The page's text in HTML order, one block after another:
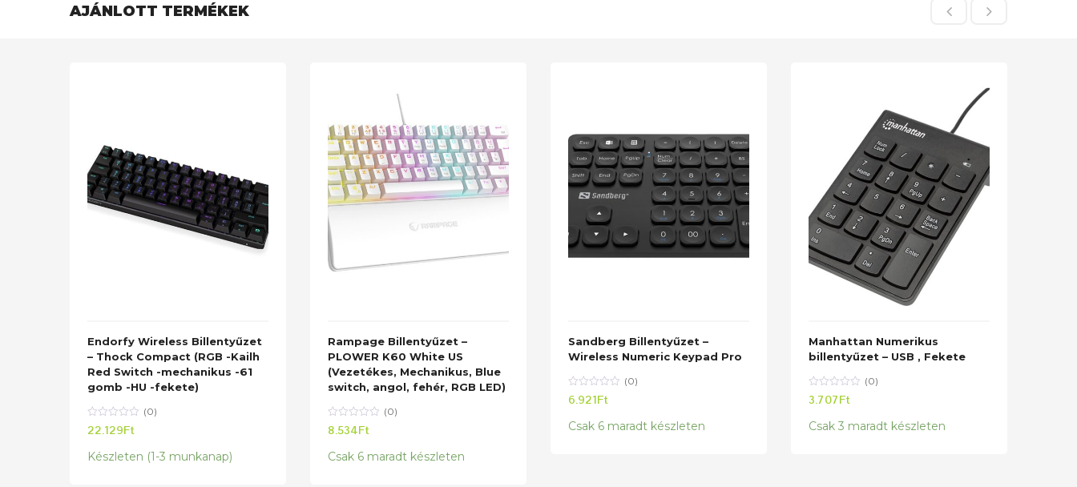
AJÁNLOTT TERMÉKEK
Endorfy Wireless Billentyűzet
– Thock Compact (RGB -Kailh
Red Switch -mechanikus -61
gomb -HU -fekete)
(0)
22.129Ft
Készleten (1-3 munkanap)
Rampage Billentyűzet –
PLOWER K60 White US
(Vezetékes, Mechanikus, Blue
switch, angol, fehér, RGB LED)
(0)
8.534Ft
Csak 6 maradt készleten
Sandberg Billentyűzet –
Wireless Numeric Keypad Pro
(0)
6.921Ft
Csak 6 maradt készleten
Manhattan Numerikus
billentyűzet – USB , Fekete
(0)
3.707Ft
Csak 3 maradt készleten